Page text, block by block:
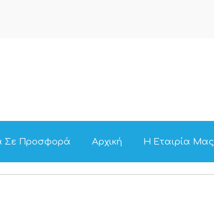
Σε Προσφορά Αρχική Η Εταιρία Μας